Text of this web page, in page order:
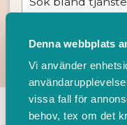
Denna webbplats
Vi använder
vissa fall för
behov, tex om det
TILLBAKA